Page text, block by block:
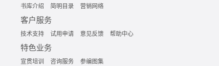
书库介绍 简明目录 营销网络
客户服务
技术支持 试用申请 意见反馈 帮助中心
特色业务
宣贯培训 咨询服务 参编图集